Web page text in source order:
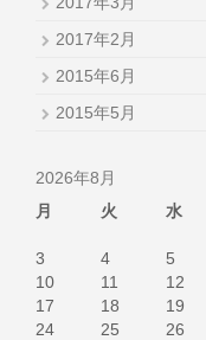
2017年2月
2015年6月
2015年5月
2026年8月
月
火 水
3
4 5
10
11 12
17
18 19
24
25 26